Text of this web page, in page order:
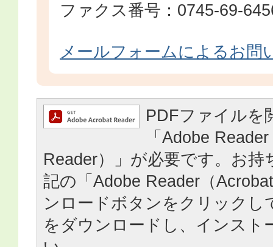
ファクス番号：0745-69-
メールフォームによるお問
PDFファイルを
「Adobe
Reader）」が必要です。お持
記の「Adobe Reader（
ンロードボタンをクリックし
をダウンロードし、インスト